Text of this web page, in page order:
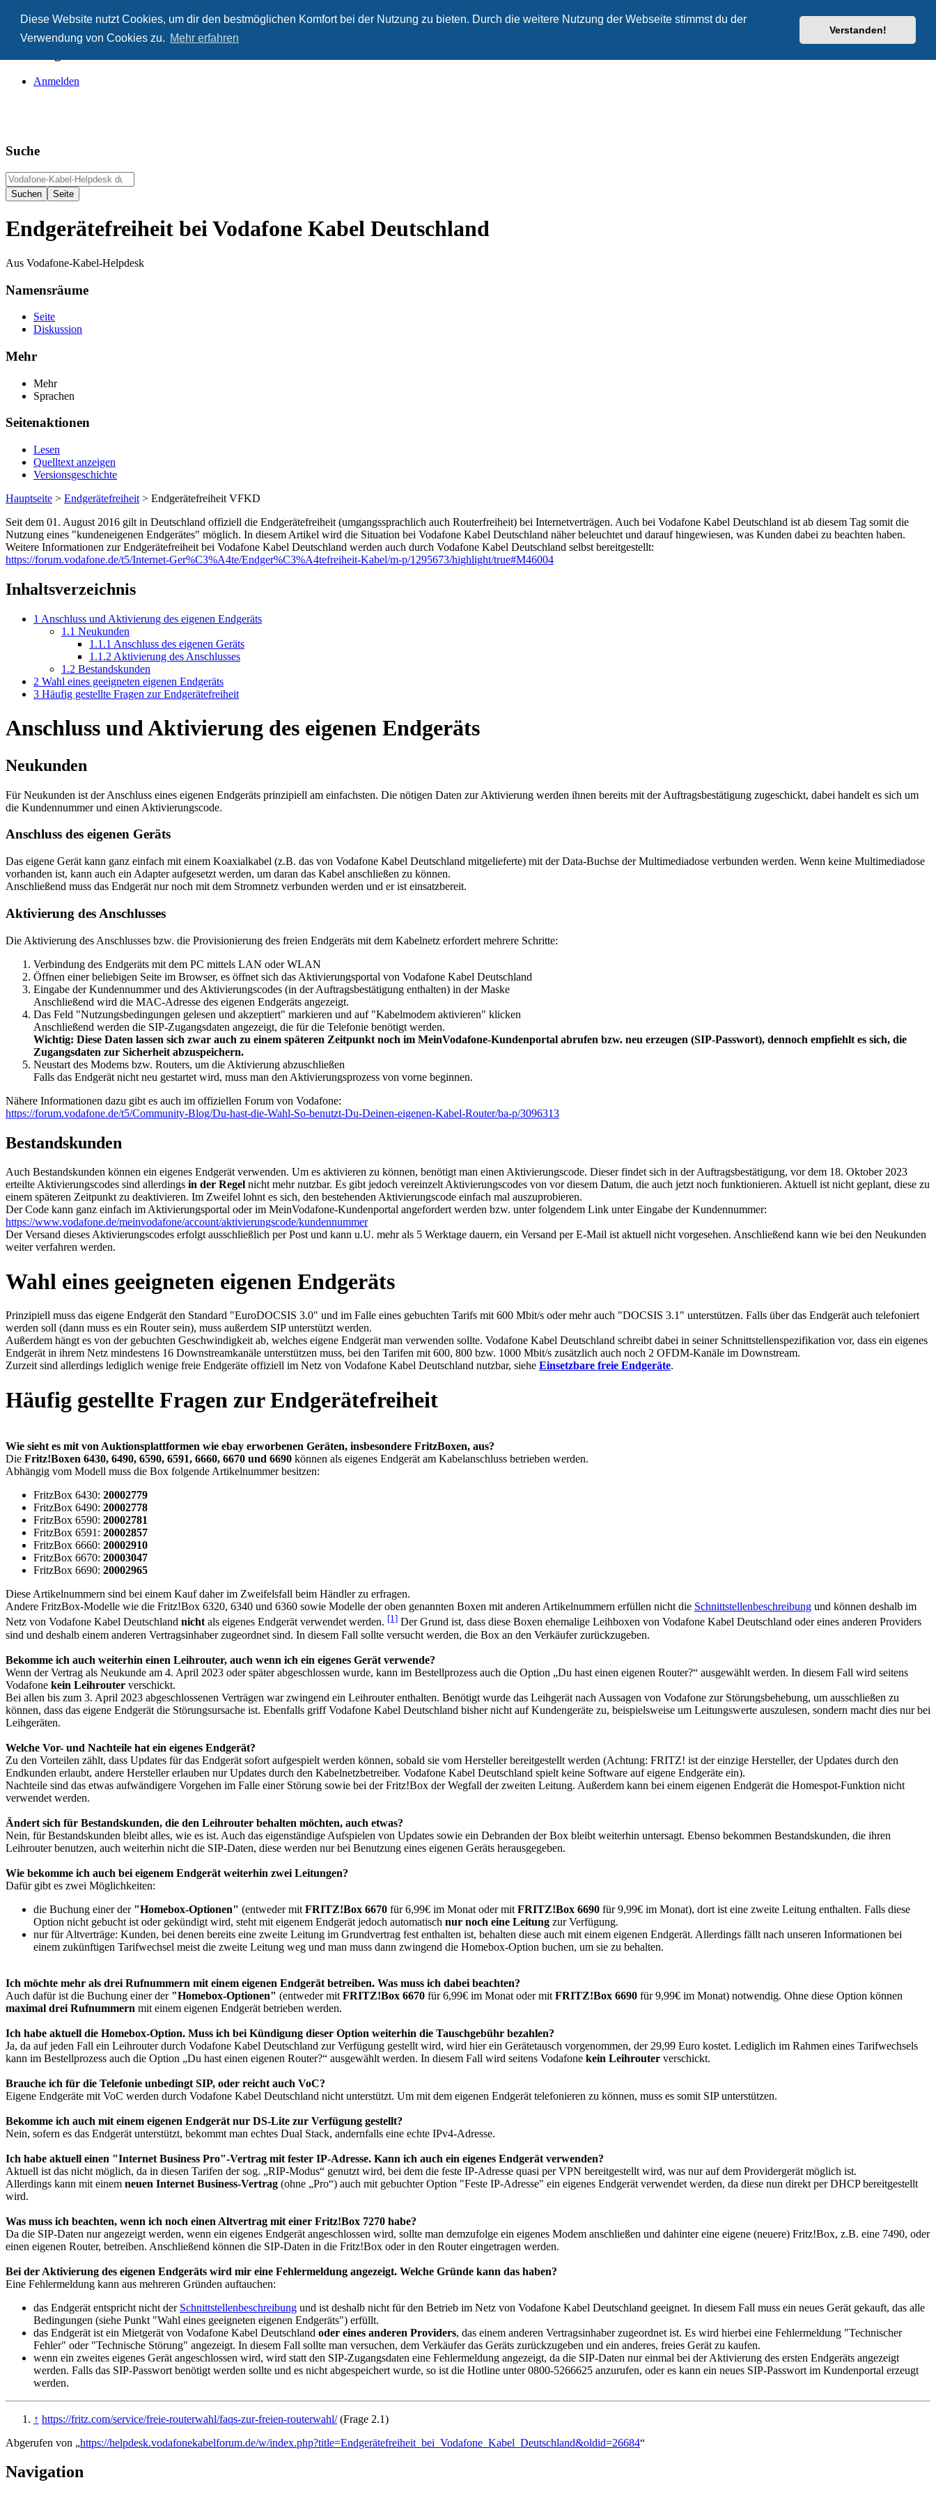
Diese Website nutzt Cookies, um dir den bestmöglichen Komfort bei der Nutzung zu bieten. Durch die weitere Nutzung der Webseite stimmst du der
Verwendung von Cookies zu. Mehr erfahren
Verstanden!
Anonym
Anmelden
Suche
Endgerätefreiheit bei Vodafone Kabel Deutschland
Aus Vodafone-Kabel-Helpdesk
Namensräume
Seite
Diskussion
Mehr
Mehr
Sprachen
Seitenaktionen
Lesen
Quelltext anzeigen
Versionsgeschichte
Hauptseite > Endgerätefreiheit > Endgerätefreiheit VFKD
Seit dem 01. August 2016 gilt in Deutschland offiziell die Endgerätefreiheit (umgangssprachlich auch Routerfreiheit) bei Internetverträgen. Auch bei Vodafone Kabel Deutschland ist ab diesem Tag somit die
Nutzung eines "kundeneigenen Endgerätes" möglich. In diesem Artikel wird die Situation bei Vodafone Kabel Deutschland näher beleuchtet und darauf hingewiesen, was Kunden dabei zu beachten haben.
Weitere Informationen zur Endgerätefreiheit bei Vodafone Kabel Deutschland werden auch durch Vodafone Kabel Deutschland selbst bereitgestellt:
https://forum.vodafone.de/t5/Internet-Ger%C3%A4te/Endger%C3%A4tefreiheit-Kabel/m-p/1295673/highlight/true#M46004
Inhaltsverzeichnis
1 Anschluss und Aktivierung des eigenen Endgeräts
1.1 Neukunden
1.1.1 Anschluss des eigenen Geräts
1.1.2 Aktivierung des Anschlusses
1.2 Bestandskunden
2 Wahl eines geeigneten eigenen Endgeräts
3 Häufig gestellte Fragen zur Endgerätefreiheit
Anschluss und Aktivierung des eigenen Endgeräts
Neukunden
Für Neukunden ist der Anschluss eines eigenen Endgeräts prinzipiell am einfachsten. Die nötigen Daten zur Aktivierung werden ihnen bereits mit der Auftragsbestätigung zugeschickt, dabei handelt es sich um
die Kundennummer und einen Aktivierungscode.
Anschluss des eigenen Geräts
Das eigene Gerät kann ganz einfach mit einem Koaxialkabel (z.B. das von Vodafone Kabel Deutschland mitgelieferte) mit der Data-Buchse der Multimediadose verbunden werden. Wenn keine Multimediadose
vorhanden ist, kann auch ein Adapter aufgesetzt werden, um daran das Kabel anschließen zu können.
Anschließend muss das Endgerät nur noch mit dem Stromnetz verbunden werden und er ist einsatzbereit.
Aktivierung des Anschlusses
Die Aktivierung des Anschlusses bzw. die Provisionierung des freien Endgeräts mit dem Kabelnetz erfordert mehrere Schritte:
Verbindung des Endgeräts mit dem PC mittels LAN oder WLAN
Öffnen einer beliebigen Seite im Browser, es öffnet sich das Aktivierungsportal von Vodafone Kabel Deutschland
Eingabe der Kundennummer und des Aktivierungscodes (in der Auftragsbestätigung enthalten) in der Maske
Anschließend wird die MAC-Adresse des eigenen Endgeräts angezeigt.
Das Feld "Nutzungsbedingungen gelesen und akzeptiert" markieren und auf "Kabelmodem aktivieren" klicken
Anschließend werden die SIP-Zugangsdaten angezeigt, die für die Telefonie benötigt werden.
Wichtig: Diese Daten lassen sich zwar auch zu einem späteren Zeitpunkt noch im MeinVodafone-Kundenportal abrufen bzw. neu erzeugen (SIP-Passwort), dennoch empfiehlt es sich, die
Zugangsdaten zur Sicherheit abzuspeichern.
Neustart des Modems bzw. Routers, um die Aktivierung abzuschließen
Falls das Endgerät nicht neu gestartet wird, muss man den Aktivierungsprozess von vorne beginnen.
Nähere Informationen dazu gibt es auch im offiziellen Forum von Vodafone:
https://forum.vodafone.de/t5/Community-Blog/Du-hast-die-Wahl-So-benutzt-Du-Deinen-eigenen-Kabel-Router/ba-p/3096313
Bestandskunden
Auch Bestandskunden können ein eigenes Endgerät verwenden. Um es aktivieren zu können, benötigt man einen Aktivierungscode. Dieser findet sich in der Auftragsbestätigung, vor dem 18. Oktober 2023
erteilte Aktivierungscodes sind allerdings in der Regel nicht mehr nutzbar. Es gibt jedoch vereinzelt Aktivierungscodes von vor diesem Datum, die auch jetzt noch funktionieren. Aktuell ist nicht geplant, diese zu
einem späteren Zeitpunkt zu deaktivieren. Im Zweifel lohnt es sich, den bestehenden Aktivierungscode einfach mal auszuprobieren.
Der Code kann ganz einfach im Aktivierungsportal oder im MeinVodafone-Kundenportal angefordert werden bzw. unter folgendem Link unter Eingabe der Kundennummer:
https://www.vodafone.de/meinvodafone/account/aktivierungscode/kundennummer
Der Versand dieses Aktivierungscodes erfolgt ausschließlich per Post und kann u.U. mehr als 5 Werktage dauern, ein Versand per E-Mail ist aktuell nicht vorgesehen. Anschließend kann wie bei den Neukunden
weiter verfahren werden.
Wahl eines geeigneten eigenen Endgeräts
Prinzipiell muss das eigene Endgerät den Standard "EuroDOCSIS 3.0" und im Falle eines gebuchten Tarifs mit 600 Mbit/s oder mehr auch "DOCSIS 3.1" unterstützen. Falls über das Endgerät auch telefoniert
werden soll (dann muss es ein Router sein), muss außerdem SIP unterstützt werden.
Außerdem hängt es von der gebuchten Geschwindigkeit ab, welches eigene Endgerät man verwenden sollte. Vodafone Kabel Deutschland schreibt dabei in seiner Schnittstellenspezifikation vor, dass ein eigenes
Endgerät in ihrem Netz mindestens 16 Downstreamkanäle unterstützen muss, bei den Tarifen mit 600, 800 bzw. 1000 Mbit/s zusätzlich auch noch 2 OFDM-Kanäle im Downstream.
Zurzeit sind allerdings lediglich wenige freie Endgeräte offiziell im Netz von Vodafone Kabel Deutschland nutzbar, siehe Einsetzbare freie Endgeräte.
Häufig gestellte Fragen zur Endgerätefreiheit
Wie sieht es mit von Auktionsplattformen wie ebay erworbenen Geräten, insbesondere FritzBoxen, aus?
Die Fritz!Boxen 6430, 6490, 6590, 6591, 6660, 6670 und 6690 können als eigenes Endgerät am Kabelanschluss betrieben werden.
Abhängig vom Modell muss die Box folgende Artikelnummer besitzen:
FritzBox 6430: 20002779
FritzBox 6490: 20002778
FritzBox 6590: 20002781
FritzBox 6591: 20002857
FritzBox 6660: 20002910
FritzBox 6670: 20003047
FritzBox 6690: 20002965
Diese Artikelnummern sind bei einem Kauf daher im Zweifelsfall beim Händler zu erfragen.
Andere FritzBox-Modelle wie die Fritz!Box 6320, 6340 und 6360 sowie Modelle der oben genannten Boxen mit anderen Artikelnummern erfüllen nicht die Schnittstellenbeschreibung und können deshalb im
Netz von Vodafone Kabel Deutschland nichtals eigenes Endgerät verwendet werden. [1] Der Grund ist, dass diese Boxen ehemalige Leihboxen von Vodafone Kabel Deutschland oder eines anderen Providers
sind und deshalb einem anderen Vertragsinhaber zugeordnet sind. In diesem Fall sollte versucht werden, die Box an den Verkäufer zurückzugeben.
Bekomme ich auch weiterhin einen Leihrouter, auch wenn ich ein eigenes Gerät verwende?
Wenn der Vertrag als Neukunde am 4. April 2023 oder später abgeschlossen wurde, kann im Bestellprozess auch die Option „Du hast einen eigenen Router?“ ausgewählt werden. In diesem Fall wird seitens
Vodafone kein Leihrouter verschickt.
Bei allen bis zum 3. April 2023 abgeschlossenen Verträgen war zwingend ein Leihrouter enthalten. Benötigt wurde das Leihgerät nach Aussagen von Vodafone zur Störungsbehebung, um ausschließen zu
können, dass das eigene Endgerät die Störungsursache ist. Ebenfalls griff Vodafone Kabel Deutschland bisher nicht auf Kundengeräte zu, beispielsweise um Leitungswerte auszulesen, sondern macht dies nur bei
Leihgeräten.
Welche Vor- und Nachteile hat ein eigenes Endgerät?
Zu den Vorteilen zählt, dass Updates für das Endgerät sofort aufgespielt werden können, sobald sie vom Hersteller bereitgestellt werden (Achtung: FRITZ! ist der einzige Hersteller, der Updates durch den
Endkunden erlaubt, andere Hersteller erlauben nur Updates durch den Kabelnetzbetreiber. Vodafone Kabel Deutschland spielt keine Software auf eigene Endgeräte ein).
Nachteile sind das etwas aufwändigere Vorgehen im Falle einer Störung sowie bei der Fritz!Box der Wegfall der zweiten Leitung. Außerdem kann bei einem eigenen Endgerät die Homespot-Funktion nicht
verwendet werden.
Ändert sich für Bestandskunden, die den Leihrouter behalten möchten, auch etwas?
Nein, für Bestandskunden bleibt alles, wie es ist. Auch das eigenständige Aufspielen von Updates sowie ein Debranden der Box bleibt weiterhin untersagt. Ebenso bekommen Bestandskunden, die ihren
Leihrouter benutzen, auch weiterhin nicht die SIP-Daten, diese werden nur bei Benutzung eines eigenen Geräts herausgegeben.
Wie bekomme ich auch bei eigenem Endgerät weiterhin zwei Leitungen?
Dafür gibt es zwei Möglichkeiten:
die Buchung einer der "Homebox-Optionen" (entweder mit FRITZ!Box 6670 für 6,99€ im Monat oder mit FRITZ!Box 6690 für 9,99€ im Monat), dort ist eine zweite Leitung enthalten. Falls diese
Option nicht gebucht ist oder gekündigt wird, steht mit eigenem Endgerät jedoch automatisch nur noch eine Leitung zur Verfügung.
nur für Altverträge: Kunden, bei denen bereits eine zweite Leitung im Grundvertrag fest enthalten ist, behalten diese auch mit einem eigenen Endgerät. Allerdings fällt nach unseren Informationen bei
einem zukünftigen Tarifwechsel meist die zweite Leitung weg und man muss dann zwingend die Homebox-Option buchen, um sie zu behalten.
Ich möchte mehr als drei Rufnummern mit einem eigenen Endgerät betreiben. Was muss ich dabei beachten?
Auch dafür ist die Buchung einer der "Homebox-Optionen" (entweder mit FRITZ!Box 6670 für 6,99€ im Monat oder mit FRITZ!Box 6690 für 9,99€ im Monat) notwendig. Ohne diese Option können
maximal drei Rufnummern mit einem eigenen Endgerät betrieben werden.
Ich habe aktuell die Homebox-Option. Muss ich bei Kündigung dieser Option weiterhin die Tauschgebühr bezahlen?
Ja, da auf jeden Fall ein Leihrouter durch Vodafone Kabel Deutschland zur Verfügung gestellt wird, wird hier ein Gerätetausch vorgenommen, der 29,99 Euro kostet. Lediglich im Rahmen eines Tarifwechsels
kann im Bestellprozess auch die Option „Du hast einen eigenen Router?“ ausgewählt werden. In diesem Fall wird seitens Vodafone kein Leihrouter verschickt.
Brauche ich für die Telefonie unbedingt SIP, oder reicht auch VoC?
Eigene Endgeräte mit VoC werden durch Vodafone Kabel Deutschland nicht unterstützt. Um mit dem eigenen Endgerät telefonieren zu können, muss es somit SIP unterstützen.
Bekomme ich auch mit einem eigenen Endgerät nur DS-Lite zur Verfügung gestellt?
Nein, sofern es das Endgerät unterstützt, bekommt man echtes Dual Stack, andernfalls eine echte IPv4-Adresse.
Ich habe aktuell einen "Internet Business Pro"-Vertrag mit fester IP-Adresse. Kann ich auch ein eigenes Endgerät verwenden?
Aktuell ist das nicht möglich, da in diesen Tarifen der sog. „RIP-Modus“ genutzt wird, bei dem die feste IP-Adresse quasi per VPN bereitgestellt wird, was nur auf dem Providergerät möglich ist.
Allerdings kann mit einem neuen Internet Business-Vertrag (ohne „Pro“) auch mit gebuchter Option "Feste IP-Adresse" ein eigenes Endgerät verwendet werden, da diese nun direkt per DHCP bereitgestellt
wird.
Was muss ich beachten, wenn ich noch einen Altvertrag mit einer Fritz!Box 7270 habe?
Da die SIP-Daten nur angezeigt werden, wenn ein eigenes Endgerät angeschlossen wird, sollte man demzufolge ein eigenes Modem anschließen und dahinter eine eigene (neuere) Fritz!Box, z.B. eine 7490, oder
einen eigenen Router, betreiben. Anschließend können die SIP-Daten in die Fritz!Box oder in den Router eingetragen werden.
Bei der Aktivierung des eigenen Endgeräts wird mir eine Fehlermeldung angezeigt. Welche Gründe kann das haben?
Eine Fehlermeldung kann aus mehreren Gründen auftauchen:
das Endgerät entspricht nicht der Schnittstellenbeschreibung und ist deshalb nicht für den Betrieb im Netz von Vodafone Kabel Deutschland geeignet. In diesem Fall muss ein neues Gerät gekauft, das alle
Bedingungen (siehe Punkt "Wahl eines geeigneten eigenen Endgeräts") erfüllt.
das Endgerät ist ein Mietgerät von Vodafone Kabel Deutschland oder eines anderen Providers, das einem anderen Vertragsinhaber zugeordnet ist. Es wird hierbei eine Fehlermeldung "Technischer
Fehler" oder "Technische Störung" angezeigt. In diesem Fall sollte man versuchen, dem Verkäufer das Geräts zurückzugeben und ein anderes, freies Gerät zu kaufen.
wenn ein zweites eigenes Gerät angeschlossen wird, wird statt den SIP-Zugangsdaten eine Fehlermeldung angezeigt, da die SIP-Daten nur einmal bei der Aktivierung des ersten Endgeräts angezeigt
werden. Falls das SIP-Passwort benötigt werden sollte und es nicht abgespeichert wurde, so ist die Hotline unter 0800-5266625 anzurufen, oder es kann ein neues SIP-Passwort im Kundenportal erzeugt
werden.
↑ https://fritz.com/service/freie-routerwahl/faqs-zur-freien-routerwahl/(Frage 2.1)
Abgerufen von „https://helpdesk.vodafonekabelforum.de/w/index.php?title=Endgerätefreiheit_bei_Vodafone_Kabel_Deutschland&oldid=26684“
Navigation